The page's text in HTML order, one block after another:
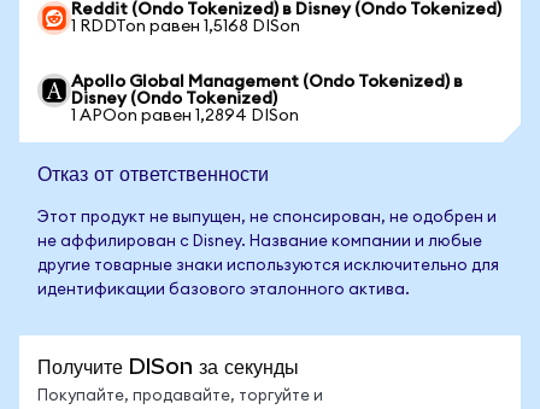
Reddit (Ondo Tokenized) в Disney (Ondo Tokenized)
1 RDDTon равен 1,5168 DISon
Apollo Global Management (Ondo Tokenized) в
Disney (Ondo Tokenized)
1 APOon равен 1,2894 DISon
Отказ от ответственности
Этот продукт не выпущен, не спонсирован, не одобрен и
не аффилирован с Disney. Название компании и любые
другие товарные знаки используются исключительно для
идентификации базового эталонного актива.
Получите DISon за секунды
Покупайте, продавайте, торгуйте и